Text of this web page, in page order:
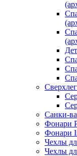
Санки-
Фонари
Фонари
Чехлы
Чехлы